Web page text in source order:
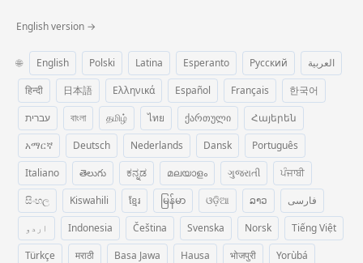
English version →
🌐 English Polski Latina Esperanto Русский
العربية
हिन्दी
日本語 Ελληνικά Español Français
한국어
עברית
বাংলা தமிழ் ไทย ქართული
Հայերեն
አማርኛ
Deutsch Nederlands Dansk
Português
Italiano
తెలుగు ಕನ್ನಡ മലയാളം ગુજરાતી
ਪੰਜਾਬੀ
සිංහල
Kiswahili ខ្មែរ မြန်မာ ଓଡ଼ିଆ ລາວ
فارسی
اردو
Indonesia Čeština Svenska Norsk
Tiếng Việt
Türkçe
मराठी Basa Jawa Hausa भोजपुरी
Yorùbá